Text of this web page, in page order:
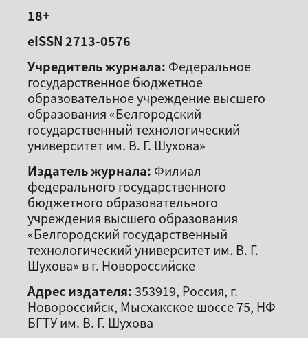
18+
eISSN 2713-0576
Учредитель журнала: Федеральное
государственное бюджетное
образовательное учреждение высшего
образования «Белгородский
государственный технологический
университет им. В. Г. Шухова»
Издатель журнала: Филиал
федерального государственного
бюджетного образовательного
учреждения высшего образования
«Белгородский государственный
технологический университет им. В. Г.
Шухова» в г. Новороссийске
Адрес издателя:353919, Россия, г.
Новороссийск, Мысхакское шоссе 75, НФ
БГТУ им. В. Г. Шухова